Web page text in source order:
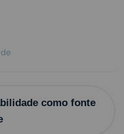
como fonte